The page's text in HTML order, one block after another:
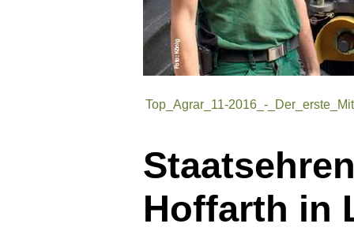
Top_Agrar_11-2016_-
Hoffarth in